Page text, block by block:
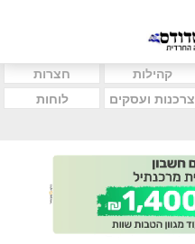
קהילות
חצרות
צרכנות ועסקים
לוחות